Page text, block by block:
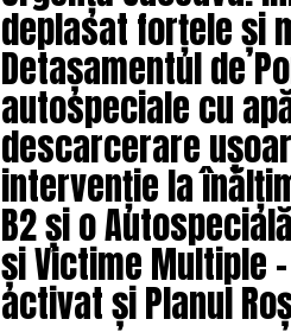
deplasat forțele și
Detașamentul de
autospeciale cu
descarcerare
intervenție la
B2 și o
și Victime Multiple
activat și Planul